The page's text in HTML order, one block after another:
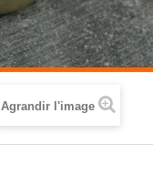
Agrandir l'image